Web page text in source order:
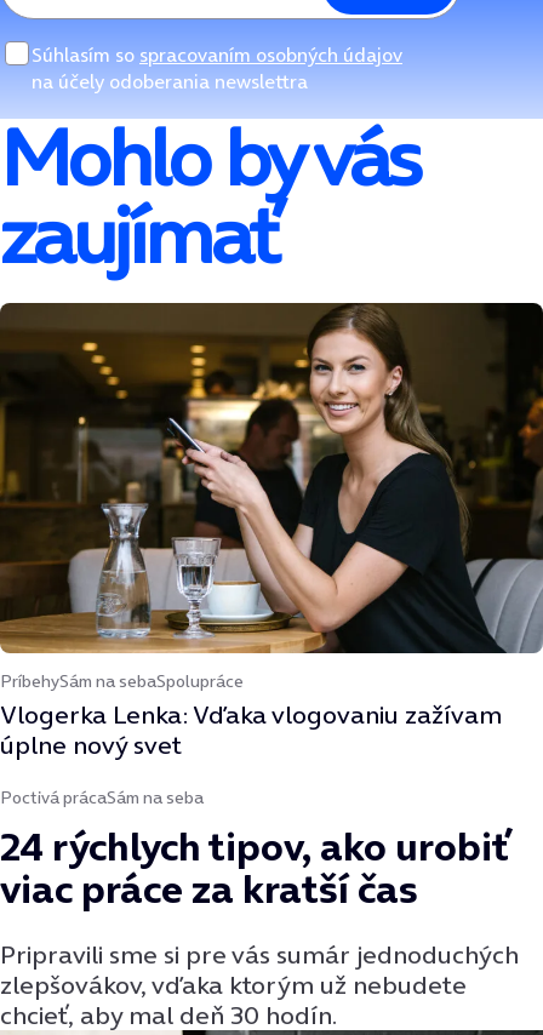
Súhlasím so spracovaním osobných údajov
na účely odoberania newslettra
Mohlo by vás
zaujímať
PríbehySám na sebaSpolupráce
Vlogerka Lenka: Vďaka vlogovaniu zažívam
úplne nový svet
Poctivá prácaSám na seba
24 rýchlych tipov, ako urobiť
viac práce za kratší čas
Pripravili sme si pre vás sumár jednoduchých
zlepšovákov, vďaka ktorým už nebudete
chcieť, aby mal deň 30 hodín.